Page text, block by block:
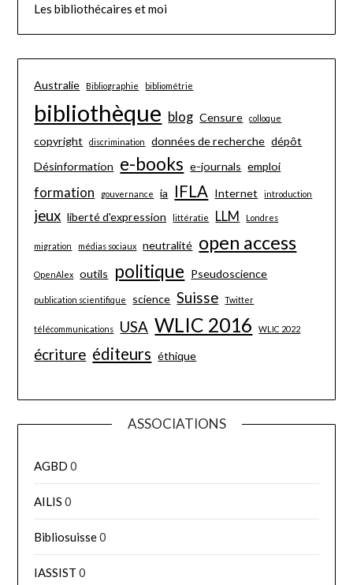
Les bibliothécaires et moi
Australie Bibliographie bibliométrie
bibliothèque blog Censure colloque
copyright discrimination données de recherche dépôt
Désinformation e-books e-journals emploi
formation gouvernance ia IFLA Internet introduction
jeux liberté d'expression littératie LLM Londres
migration médias sociaux neutralité open access
OpenAlex outils politique Pseudoscience
publication scientifique science Suisse Twitter
télécommunications USA WLIC 2016 WLIC 2022
écriture éditeurs éthique
ASSOCIATIONS
AGBD 0
AILIS 0
Bibliosuisse0
IASSIST 0